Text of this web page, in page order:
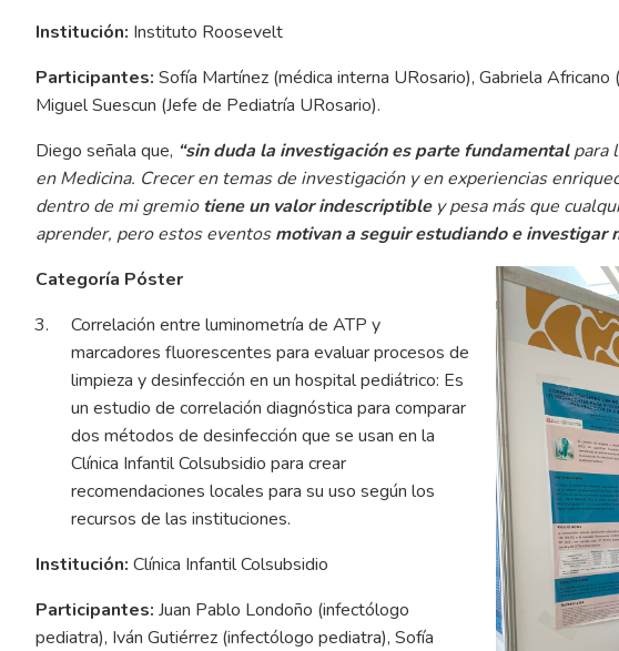
Institución: Instituto Roosevelt
Participantes: Sofía Martínez (médica interna URosario), Gabriela
Miguel Suescun (Jefe de Pediatría URosario).
Diego señala que, “sin duda la investigación es parte fundamentalpara
en Medicina. Crecer en temas de investigación y en experiencias
dentro de mi gremiotiene un valor indescriptibley pesa más que
aprender, pero estos eventosmotivan a seguir estudiando e investigar
Categoría Póster
Correlación entre luminometría de ATP y
marcadores fluorescentes para evaluar procesos de
limpieza y desinfección en un hospital pediátrico: Es
un estudio de correlación diagnóstica para comparar
dos métodos de desinfección que se usan en la
Clínica Infantil Colsubsidio para crear
recomendaciones locales para su uso según los
recursos de las instituciones.
Institución: Clínica Infantil Colsubsidio
Participantes: Juan Pablo Londoño (infectólogo
pediatra), Iván Gutiérrez (infectólogo pediatra), Sofía